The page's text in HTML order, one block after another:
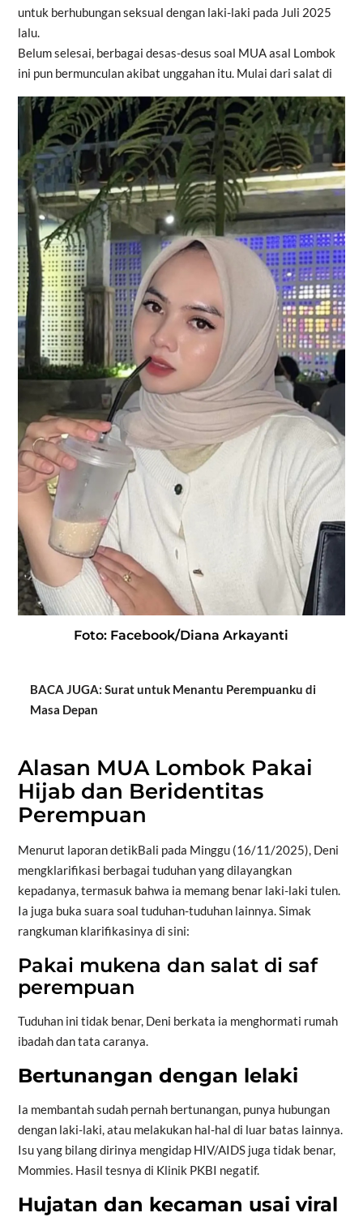
untuk berhubungan seksual dengan laki-laki pada Juli 2025
lalu.
Belum selesai, berbagai desas-desus soal MUA asal Lombok
ini pun bermunculan akibat unggahan itu. Mulai dari salat di
Foto: Facebook/Diana Arkayanti
BACA JUGA: Surat untuk Menantu Perempuanku di
Masa Depan
Alasan MUA Lombok Pakai
Hijab dan Beridentitas
Perempuan
Menurut laporandetikBali pada Minggu (16/11/2025), Deni
mengklarifikasi berbagai tuduhan yang dilayangkan
kepadanya, termasuk bahwa ia memang benar laki-laki tulen.
Ia juga buka suara soal tuduhan-tuduhan lainnya. Simak
rangkuman klarifikasinya di sini:
Pakai mukena dan salat di saf
perempuan
Tuduhan ini tidak benar, Deni berkata ia menghormati rumah
ibadah dan tata caranya.
Bertunangan dengan lelaki
Ia membantah sudah pernah bertunangan, punya hubungan
dengan laki-laki, atau melakukan hal-hal di luar batas lainnya.
Isu yang bilang dirinya mengidap HIV/AIDS juga tidak benar,
Mommies. Hasil tesnya di Klinik PKBI negatif.
Hujatan dan kecaman usai viral